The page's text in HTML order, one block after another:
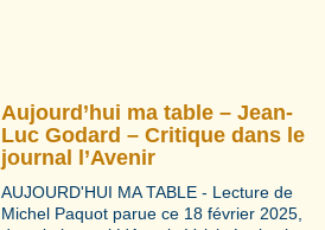
Aujourd’hui ma table – Jean-
Luc Godard – Critique dans le
journal l’Avenir
AUJOURD'HUI MA TABLE - Lecture de
Michel Paquot parue ce 18 février 2025,